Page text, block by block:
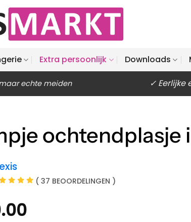
Extra persoonlijk Downloads
echte meiden ✓ Eerlijke
ochtendplasje
( 37 BEOORDELINGEN )